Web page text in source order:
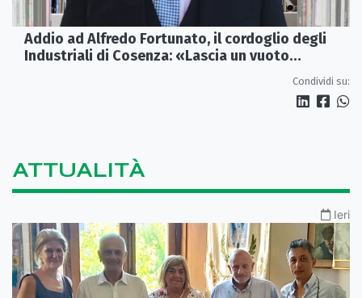
Addio ad Alfredo Fortunato, il cordoglio degli
Industriali di Cosenza: «Lascia un vuoto
Condividi su:
ATTUALITÀ
Ieri